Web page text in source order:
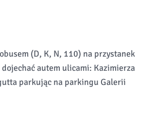
(D, K, N, 110) na przystanek
autem ulicami: Kazimierza
parkując na parkingu Galerii